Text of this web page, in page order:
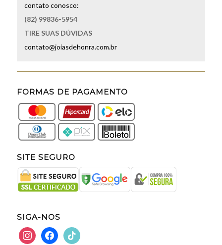
contato conosco:
(82) 99836-5954
TIRE SUAS DÚVIDAS
contato@joiasdehonra.com.br
FORMAS DE PAGAMENTO
SITE SEGURO
SIGA-NOS